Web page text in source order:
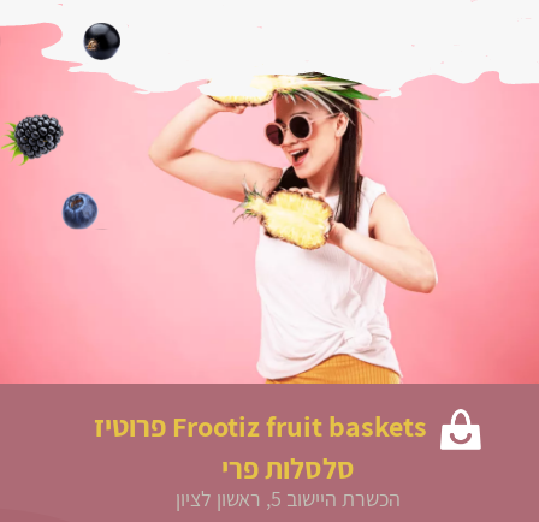
Frootiz fruit baskets פרוטיז
סלסלות פרי
הכשרת היישוב 5, ראשון לציון